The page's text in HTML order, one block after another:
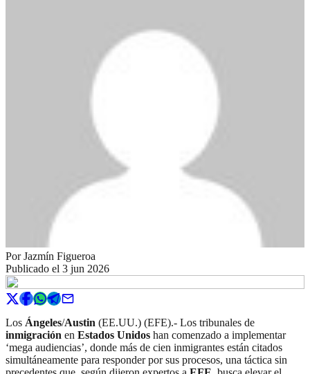
PorJazmín Figueroa
Publicado el 3 jun 2026
Los Ángeles/Austin (EE.UU.) (EFE).- Los tribunales de
inmigración en Estados Unidos han comenzado a implementar
‘mega audiencias’, donde más de cien inmigrantes están citados
simultáneamente para responder por sus procesos, una táctica sin